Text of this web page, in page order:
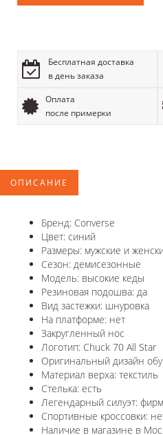
Бесплатная доставка
в день заказа
Оплата
после примерки
ОПИСАНИЕ
Бренд: Converse
Цвет: синий
Размеры: мужские и
Сезон: демисезонные
Модель: высокие кеды
Резиновая подошва: да
Вид застежки: шнуровка
На платформе: нет
Закругленный нос
Логотип: Chuck 70 All Star
Оригинальный дизайн
Материал верха: текстиль
Стелька: есть
Легендарный силуэт:
Спортивные кроссовки:
Наличие в магазине в